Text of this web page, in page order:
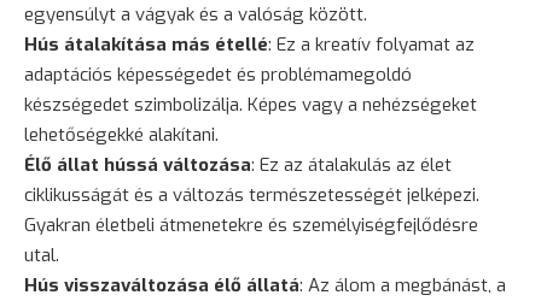
egyensúlyt a vágyak és a valóság között.
Hús átalakítása más étellé: Ez a kreatív folyamat az
adaptációs képességedet és problémamegoldó
készségedet szimbolizálja. Képes vagy a nehézségeket
lehetőségekké alakítani.
Élő állat hússá változása: Ez az átalakulás az élet
ciklikusságát és a változás természetességét jelképezi.
Gyakran életbeli átmenetekre és személyiségfejlődésre
utal.
Hús visszaváltozása élő állatá: Az álom a megbánást, a